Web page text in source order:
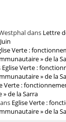
dans Lettre
Verte :
» de la
Eglise Verte :
» de la
Verte :
de la Sarra
Eglise Verte :
» de la